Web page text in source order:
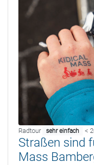
Radtour sehr einfach <
Straßen sind
Mass